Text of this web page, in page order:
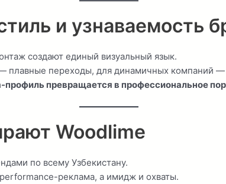
и узнаваемость
создают единый визуальный язык.
плавные переходы, для динамичных компаний —
профиль превращается в профессиональное
Woodlime
по всему Узбекистану.
реклама, а имидж и охваты.